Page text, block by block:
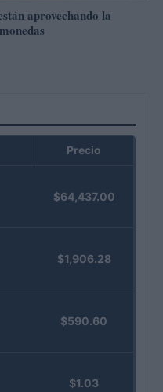
aprovechando la
Precio
$64,437.00
$1,906.28
$590.60
$1.03